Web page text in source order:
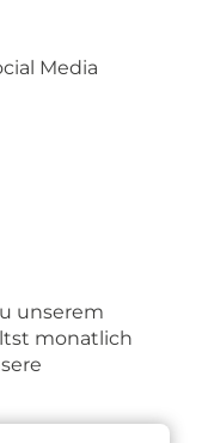
Media
unserem
monatlich